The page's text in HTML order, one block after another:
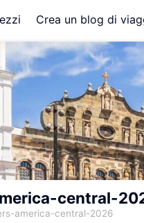
Crea un blog di
central-
america-central-2026